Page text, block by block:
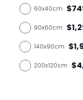
60x40cm
90x60cm
140x90cm
200x120cm